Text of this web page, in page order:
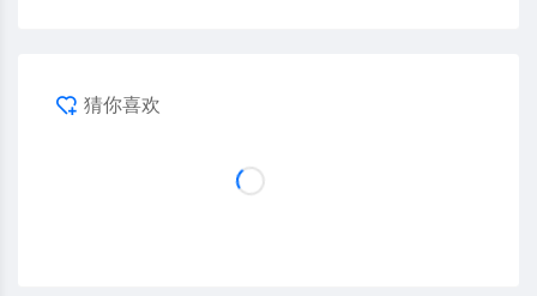
猜你喜欢